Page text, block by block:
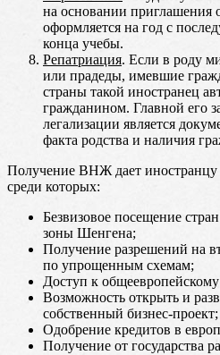
на основании
оформляется на год с
конца учебы.
Репатриация. Если в роду
или прадеды, имевшие
страны такой иностранец
гражданином. Главной его
легализации является
факта родства и наличия
Получение ВНЖ дает
среди которых:
Безвизовое посещение
зоны Шенгена;
Получение разрешений на
по упрощенным схемам;
Доступ к
Возможность открыть и
собственный бизнес-проект;
Одобрение кредитов в
Получение от государства